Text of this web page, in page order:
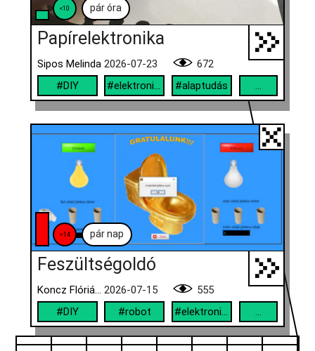
<10 pár óra
Papírelektronika
Sipos Melinda 2026-07-23
672
#DIY
#elektronika #alaptudás ...
>14 pár nap
Feszültségoldó
Koncz Flórián, Schmiedt Balázs András 2026-07-15
555
#DIY
#robot #elektronika ...